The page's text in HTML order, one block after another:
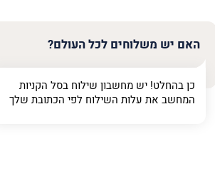
האם יש משלוחים לכל העולם?
כן בהחלט! יש מחשבון שילוח בסל הקניות
המחשב את עלות השילוח לפי הכתובת שלך